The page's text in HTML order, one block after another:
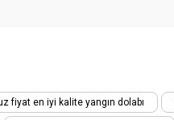
fiyat en iyi kalite yangın dolabı